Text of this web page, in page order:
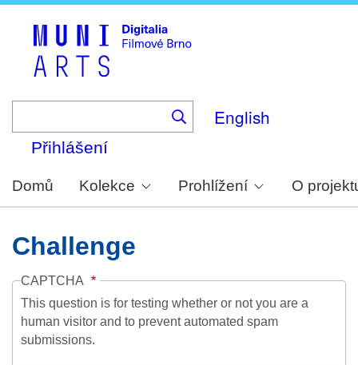
English
Přihlášení
Domů Kolekce Prohlížení O
Challenge
CAPTCHA
This question is for testing whether or not you are a
human visitor and to prevent automated spam
submissions.